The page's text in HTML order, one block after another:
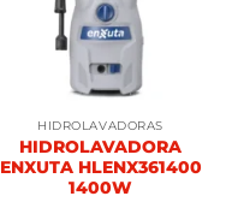
HIDROLAVADORAS
HIDROLAVADORA
ENXUTA HLENX361400
1400W